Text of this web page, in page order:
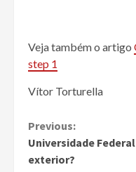
Veja também o artigo
step 1
Vítor Torturella
Continue
Reading
Previous:
Universidade
exterior?